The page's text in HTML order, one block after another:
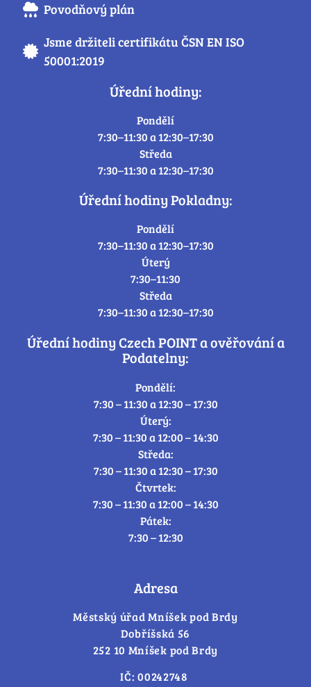
Povodňový plán
Jsme držiteli certifikátu ČSN EN ISO
50001:2019
Úřední hodiny:
Pondělí
7:30–11:30 a 12:30–17:30
Středa
7:30–11:30 a 12:30–17:30
Úřední hodiny Pokladny:
Pondělí
7:30–11:30 a 12:30–17:30
Úterý
7:30–11:30
Středa
7:30–11:30 a 12:30–17:30
Úřední hodiny Czech POINT a ověřování a
Podatelny:
Pondělí:
7:30 – 11:30 a 12:30 – 17:30
Úterý:
7:30 – 11:30 a 12:00 – 14:30
Středa:
7:30 – 11:30 a 12:30 – 17:30
Čtvrtek:
7:30 – 11:30 a 12:00 – 14:30
Pátek:
7:30 – 12:30
Adresa
Městský úřad Mníšek pod Brdy
Dobříšská 56
252 10 Mníšek pod Brdy
IČ: 00242748